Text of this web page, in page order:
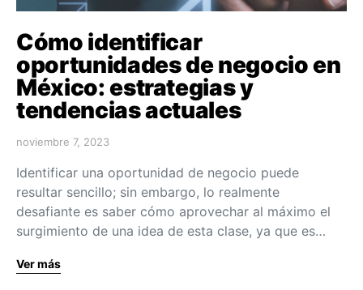
Cómo identificar
oportunidades de negocio en
México: estrategias y
tendencias actuales
noviembre 7, 2023
Identificar una oportunidad de negocio puede
resultar sencillo; sin embargo, lo realmente
desafiante es saber cómo aprovechar al máximo el
surgimiento de una idea de esta clase, ya que es…
Ver más